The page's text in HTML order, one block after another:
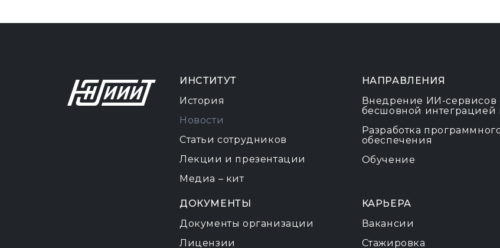
ИНСТИТУТ
История
Новости
Статьи сотрудников
Лекции и презентации
Медиа – кит
НАПРАВЛЕНИЯ
Внедрение ИИ-сервисов
бесшовной интеграцией
Разработка
обеспечения
Обучение
ДОКУМЕНТЫ
Документы организации
Лицензии
КАРЬЕРА
Вакансии
Стажировка